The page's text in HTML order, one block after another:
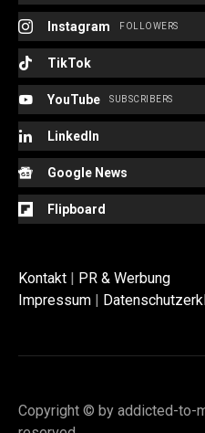
Instagram FOLLOWERS
TikTok
YouTube SUBSCRIBERS
LinkedIn
Google News
Flipboard
Kontakt | PR & Werbung
Impressum |
Copyright © by addicted-to-